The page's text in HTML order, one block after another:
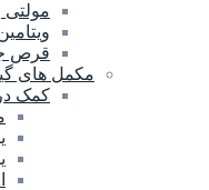
مولتی
قرص
مکمل های
کمک